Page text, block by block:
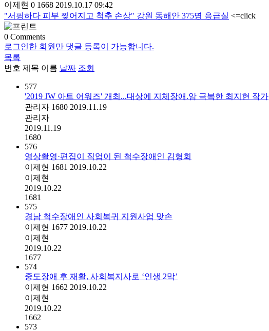
이제현 0 1668 2019.10.17 09:42
"서핑하다 피부 찢어지고 척추 손상" 강원 동해안 375명 응급실 <=click
0 Comments
로그인한 회원만 댓글 등록이 가능합니다.
목록
번호 제목 이름 날짜 조회
577
'2019 JW 아트 어워즈' 개최...대상에 지체장애.암 극복한 최지현 작가
관리자 1680 2019.11.19
관리자
2019.11.19
1680
576
영상촬영·편집이 직업이 된 척수장애인 김형회
이제현 1681 2019.10.22
이제현
2019.10.22
1681
575
경남 척수장애인 사회복귀 지원사업 맞손
이제현 1677 2019.10.22
이제현
2019.10.22
1677
574
중도장애 후 재활, 사회복지사로 ‘인생 2막’
이제현 1662 2019.10.22
이제현
2019.10.22
1662
573